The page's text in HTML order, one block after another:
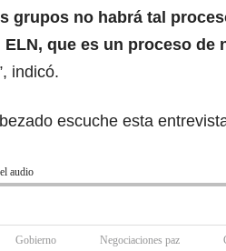
grupos no habrá tal
ELN, que es un proceso
indicó.
escuche esta
audio
Gobierno Negociaciones paz